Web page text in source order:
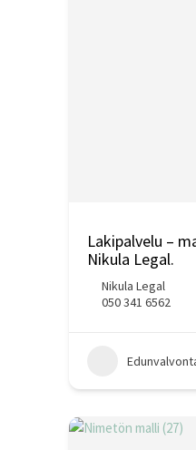
Lakipalvelu –
Nikula Legal.
Nikula Legal
050 341 6562